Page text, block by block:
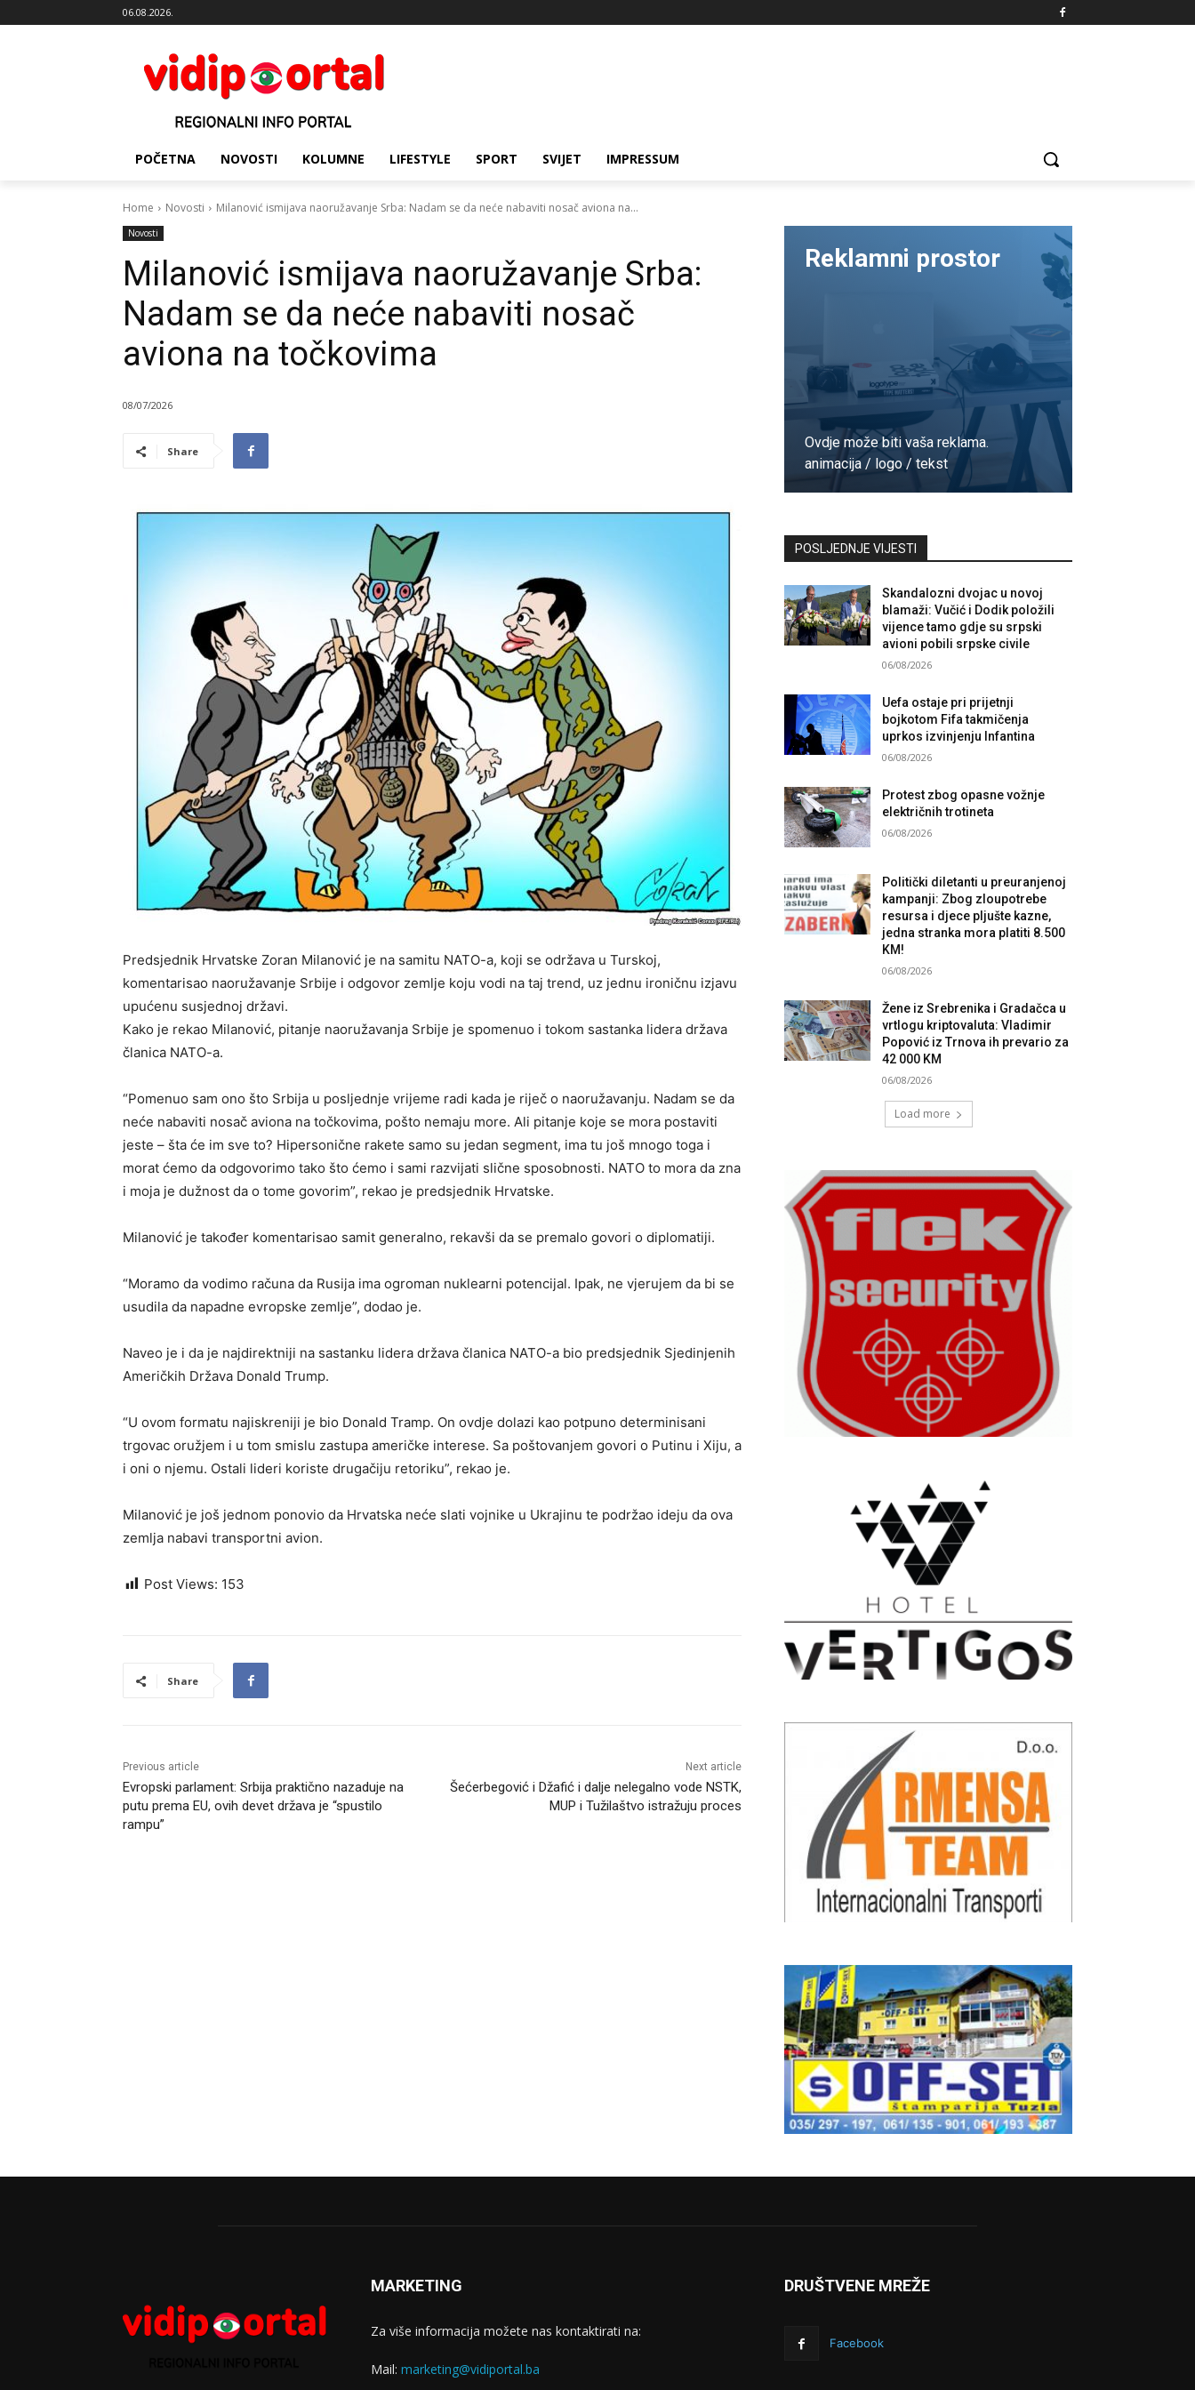
06.08.2026.
POČETNA NOVOSTI KOLUMNE LIFESTYLE SPORT SVIJET IMPRESSUM
Home Novosti Milanović ismijava naoružavanje Srba: Nadam se da neće nabaviti nosač aviona na...
Novosti
Milanović ismijava naoružavanje Srba:
Nadam se da neće nabaviti nosač
aviona na točkovima
08/07/2026
Share
Predsjednik Hrvatske Zoran Milanović je na samitu NATO-a, koji se održava u Turskoj,
komentarisao naoružavanje Srbije i odgovor zemlje koju vodi na taj trend, uz jednu ironičnu izjavu
upućenu susjednoj državi.
Kako je rekao Milanović, pitanje naoružavanja Srbije je spomenuo i tokom sastanka lidera država
članica NATO-a.
“Pomenuo sam ono što Srbija u posljednje vrijeme radi kada je riječ o naoružavanju. Nadam se da
neće nabaviti nosač aviona na točkovima, pošto nemaju more. Ali pitanje koje se mora postaviti
jeste – šta će im sve to? Hipersonične rakete samo su jedan segment, ima tu još mnogo toga i
morat ćemo da odgovorimo tako što ćemo i sami razvijati slične sposobnosti. NATO to mora da zna
i moja je dužnost da o tome govorim”, rekao je predsjednik Hrvatske.
Milanović je također komentarisao samit generalno, rekavši da se premalo govori o diplomatiji.
“Moramo da vodimo računa da Rusija ima ogroman nuklearni potencijal. Ipak, ne vjerujem da bi se
usudila da napadne evropske zemlje”, dodao je.
Naveo je i da je najdirektniji na sastanku lidera država članica NATO-a bio predsjednik Sjedinjenih
Američkih Država Donald Trump.
“U ovom formatu najiskreniji je bio Donald Tramp. On ovdje dolazi kao potpuno determinisani
trgovac oružjem i u tom smislu zastupa američke interese. Sa poštovanjem govori o Putinu i Xiju, a
i oni o njemu. Ostali lideri koriste drugačiju retoriku”, rekao je.
Milanović je još jednom ponovio da Hrvatska neće slati vojnike u Ukrajinu te podržao ideju da ova
zemlja nabavi transportni avion.
Post Views: 153
Share
Previous article
Evropski parlament: Srbija praktično nazaduje na
putu prema EU, ovih devet država je “spustilo
rampu”
Next article
Šećerbegović i Džafić i dalje nelegalno vode NSTK,
MUP i Tužilaštvo istražuju proces
Reklamni prostor
Ovdje može biti vaša reklama.
animacija / logo / tekst
POSLJEDNJE VIJESTI
Skandalozni dvojac u novoj
blamaži: Vučić i Dodik položili
vijence tamo gdje su srpski
avioni pobili srpske civile
06/08/2026
Uefa ostaje pri prijetnji
bojkotom Fifa takmičenja
uprkos izvinjenju Infantina
06/08/2026
Protest zbog opasne vožnje
električnih trotineta
06/08/2026
Politički diletanti u preuranjenoj
kampanji: Zbog zloupotrebe
resursa i djece pljušte kazne,
jedna stranka mora platiti 8.500
KM!
06/08/2026
Žene iz Srebrenika i Gradačca u
vrtlogu kriptovaluta: Vladimir
Popović iz Trnova ih prevario za
42 000 KM
06/08/2026
Load more
MARKETING
Za više informacija možete nas kontaktirati na:
Mail: marketing@vidiportal.ba
DRUŠTVENE MREŽE
Facebook